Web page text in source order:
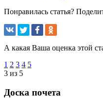
Понравилась статья?
А какая Ваша оценка этой
1 2 3 4 5
3 из 5
Доска почета